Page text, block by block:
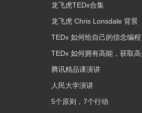
龙飞虎TEDx合集
龙飞虎 Chris Lonsdale 背景
TEDx 如何给自己的信念编程
TEDx 如何拥有高能，获取高
腾讯精品课演讲
人民大学演讲
5个原则，7个行动